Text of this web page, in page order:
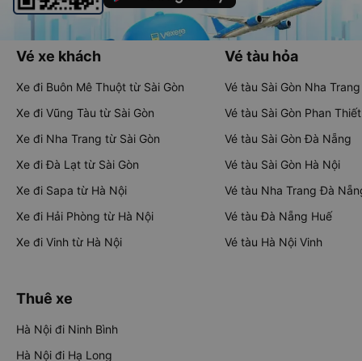
Vé xe khách
Xe đi Buôn Mê Thuột từ Sài Gòn
Xe đi Vũng Tàu từ Sài Gòn
Xe đi Nha Trang từ Sài Gòn
Xe đi Đà Lạt từ Sài Gòn
Xe đi Sapa từ Hà Nội
Xe đi Hải Phòng từ Hà Nội
Xe đi Vinh từ Hà Nội
Vé tàu hỏa
Vé tàu Sài Gòn Nha Trang
Vé tàu Sài Gòn Phan Thiết
Vé tàu Sài Gòn Đà Nẵng
Vé tàu Sài Gòn Hà Nội
Vé tàu Nha Trang Đà
Vé tàu Đà Nẵng Huế
Vé tàu Hà Nội Vinh
Thuê xe
Hà Nội đi Ninh Bình
Hà Nội đi Hạ Long